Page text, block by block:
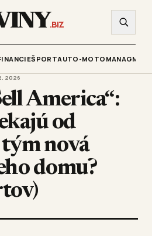
.BIZ
ŠPORTAUTO-MOTO
2026
America“:
od
tým nová
domu?